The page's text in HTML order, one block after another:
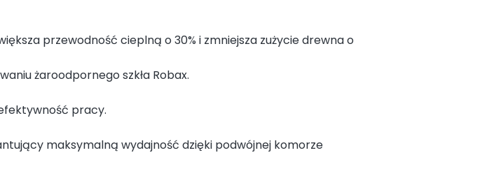
przewodność cieplną o 30% i zmniejsza zużycie drewna o
żaroodpornego szkła Robax.
pracy.
maksymalną wydajność dzięki podwójnej komorze